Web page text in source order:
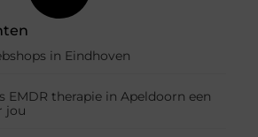
in Eindhoven
EMDR therapie in Apeldoorn een
jou